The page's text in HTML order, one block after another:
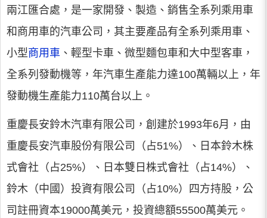
兩江匯合處，是一家開發、製造、銷售全系列乘用車
和商用車的汽車公司，其主要產品有全系列乘用車、
小型商用車 、輕型卡車、微型麵包車和大中型客車，
全系列發動機等，年汽車生產能力達100萬輛以上，年
發動機生產能力110萬台以上。
重慶長安鈴木汽車有限公司，創建於1993年6月，由
重慶長安汽車股份有限公司（占51%）、日本鈴木株
式會社（占25%）、日本雙日株式會社（占14%）、
鈴木（中國）投資有限公司（占10%）四方持股，公
司註冊資本19000萬美元，投資總額55500萬美元。